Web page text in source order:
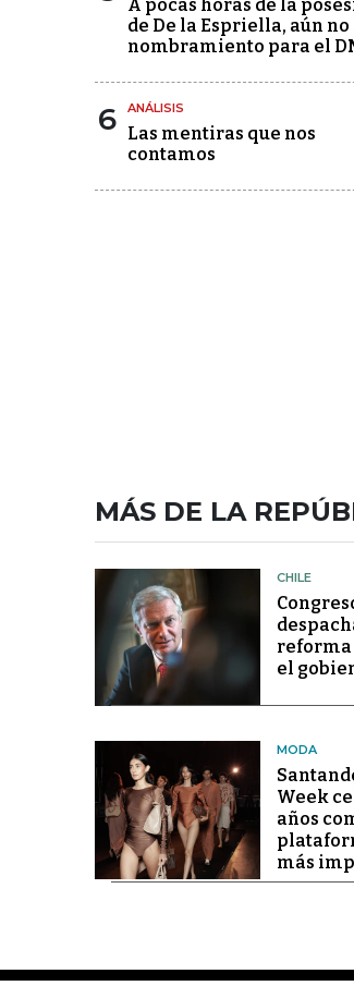
A pocas horas de la
de De la Espriella, aún no
nombramiento para el
6 ANÁLISIS
Las mentiras que nos
contamos
MÁS DE LA
CHILE
el
MODA
Week
años
más